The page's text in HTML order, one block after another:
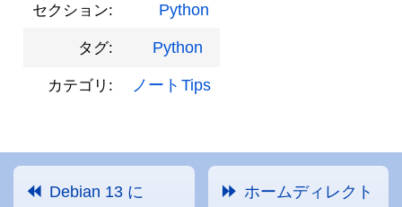
セクション: Python
タグ: Python
カテゴリ: ノート Tips
Debian 13 に
ホームディレクト